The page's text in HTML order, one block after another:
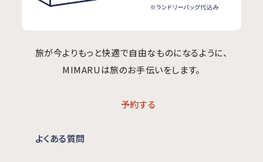
旅が今よりもっと快適で自由なものになるように、
MIMARUは旅のお手伝いをします。
予約する
よくある質問